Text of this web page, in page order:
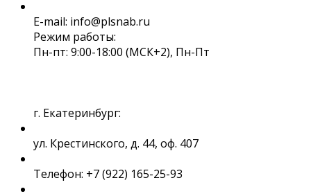
E-mail: info@plsnab.ru
Режим работы:
Пн-пт: 9:00-18:00 (МСК+2), Пн-Пт
г. Екатеринбург:
ул. Крестинского, д. 44, оф. 407
Телефон: +7 (922) 165-25-93